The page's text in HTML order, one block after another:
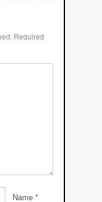
Required
Name *